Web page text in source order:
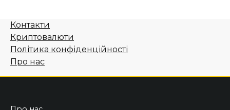
Контакти
Криптовалюти
Політика конфіденційності
Про нас